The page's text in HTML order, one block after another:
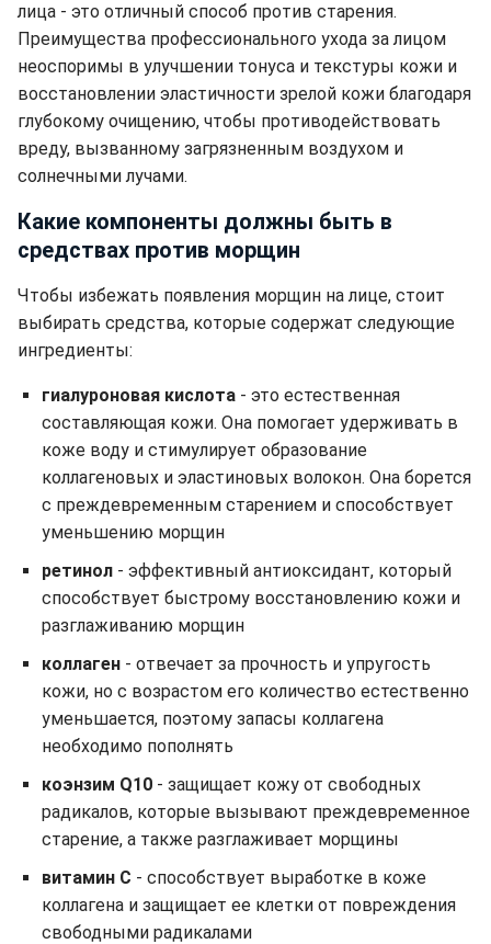
лица - это отличный способ против старения.
Преимущества профессионального ухода за лицом
неоспоримы в улучшении тонуса и текстуры кожи и
восстановлении эластичности зрелой кожи благодаря
глубокому очищению, чтобы противодействовать
вреду, вызванному загрязненным воздухом и
солнечными лучами.
Какие компоненты должны быть в
средствах против морщин
Чтобы избежать появления морщин на лице, стоит
выбирать средства, которые содержат следующие
ингредиенты:
гиалуроновая кислота - это естественная
составляющая кожи. Она помогает удерживать в
коже воду и стимулирует образование
коллагеновых и эластиновых волокон. Она борется
с преждевременным старением и способствует
уменьшению морщин
ретинол - эффективный антиоксидант, который
способствует быстрому восстановлению кожи и
разглаживанию морщин
коллаген - отвечает за прочность и упругость
кожи, но с возрастом его количество естественно
уменьшается, поэтому запасы коллагена
необходимо пополнять
коэнзим Q10 - защищает кожу от свободных
радикалов, которые вызывают преждевременное
старение, а также разглаживает морщины
витамин С - способствует выработке в коже
коллагена и защищает ее клетки от повреждения
свободными радикалами